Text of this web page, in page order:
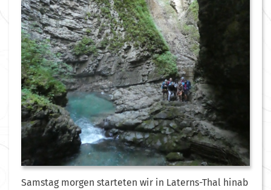
Samstag morgen starteten wir in Laterns-Thal hinab